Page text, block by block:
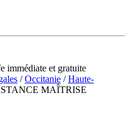
immédiate et gratuite
/Occitanie /Haute-
MAÎTRISE